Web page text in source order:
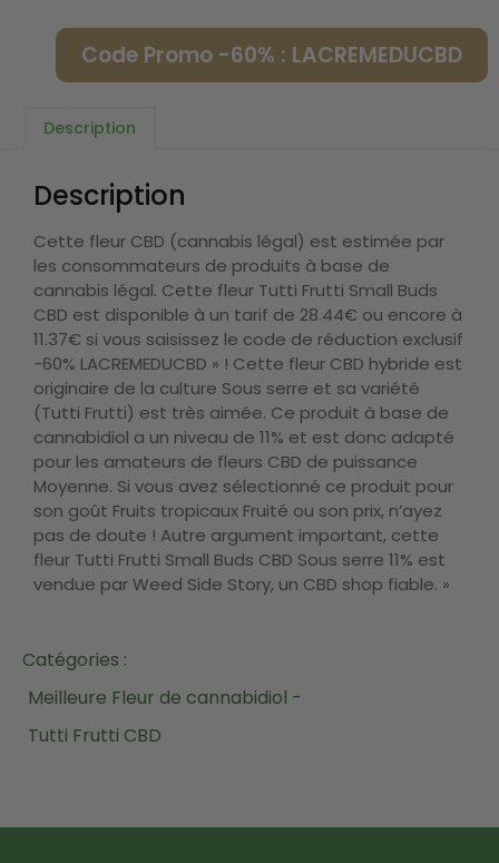
Code Promo -60% : LACREMEDUCBD
Description
Description
Cette fleur CBD (cannabis légal) est estimée par
les consommateurs de produits à base de
cannabis légal. Cette fleur Tutti Frutti Small Buds
CBD est disponible à un tarif de 28.44€ ou encore à
11.37€ si vous saisissez le code de réduction exclusif
-60% LACREMEDUCBD » ! Cette fleur CBD hybride est
originaire de la culture Sous serre et sa variété
(Tutti Frutti) est très aimée. Ce produit à base de
cannabidiol a un niveau de 11% et est donc adapté
pour les amateurs de fleurs CBD de puissance
Moyenne. Si vous avez sélectionné ce produit pour
son goût Fruits tropicaux Fruité ou son prix, n’ayez
pas de doute ! Autre argument important, cette
fleur Tutti Frutti Small Buds CBD Sous serre 11% est
vendue par Weed Side Story, un CBD shop fiable. »
Catégories :
Meilleure Fleur de cannabidiol -
Tutti Frutti CBD